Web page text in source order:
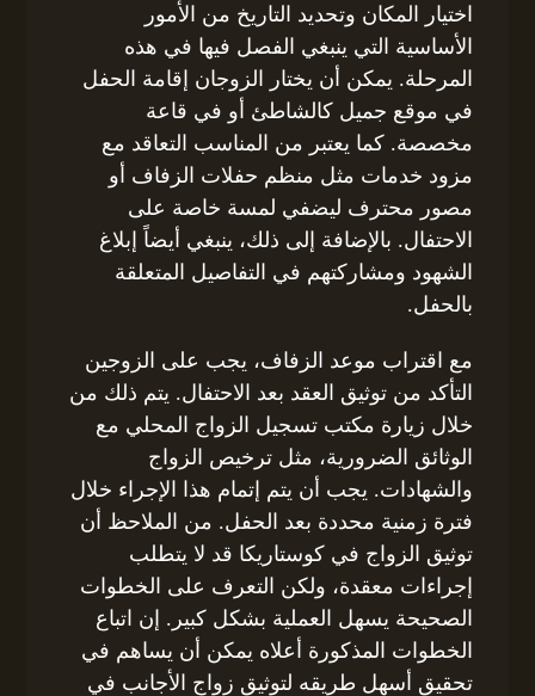
اختيار المكان وتحديد التاريخ من الأمور
الأساسية التي ينبغي الفصل فيها في هذه
المرحلة. يمكن أن يختار الزوجان إقامة الحفل
في موقع جميل كالشاطئ أو في قاعة
مخصصة. كما يعتبر من المناسب التعاقد مع
مزود خدمات مثل منظم حفلات الزفاف أو
مصور محترف ليضفي لمسة خاصة على
الاحتفال. بالإضافة إلى ذلك، ينبغي أيضاً إبلاغ
الشهود ومشاركتهم في التفاصيل المتعلقة
بالحفل.
مع اقتراب موعد الزفاف، يجب على الزوجين
التأكد من توثيق العقد بعد الاحتفال. يتم ذلك من
خلال زيارة مكتب تسجيل الزواج المحلي مع
الوثائق الضرورية، مثل ترخيص الزواج
والشهادات. يجب أن يتم إتمام هذا الإجراء خلال
فترة زمنية محددة بعد الحفل. من الملاحظ أن
توثيق الزواج في كوستاريكا قد لا يتطلب
إجراءات معقدة، ولكن التعرف على الخطوات
الصحيحة يسهل العملية بشكل كبير. إن اتباع
الخطوات المذكورة أعلاه يمكن أن يساهم في
تحقيق أسهل طريقه لتوثيق زواج الأجانب في